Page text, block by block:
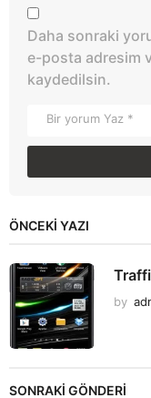
Daha sonraki
e-posta adresim
kaydedilsin.
ÖNCEKI YAZI
by
SONRAKİ GÖNDERİ